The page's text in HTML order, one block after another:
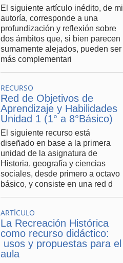
El siguiente artículo inédito, de mi
autoría, corresponde a una
profundización y reflexión sobre
dos ámbitos que, si bien parecen
sumamente alejados, pueden ser
más complementari
RECURSO
Red de Objetivos de
Aprendizaje y Habilidades
Unidad 1 (1° a 8°Básico)
El siguiente recurso está
diseñado en base a la primera
unidad de la asignatura de
Historia, geografía y ciencias
sociales, desde primero a octavo
básico, y consiste en una red d
ARTÍCULO
La Recreación Histórica
como recurso didáctico:
usos y propuestas para el
aula